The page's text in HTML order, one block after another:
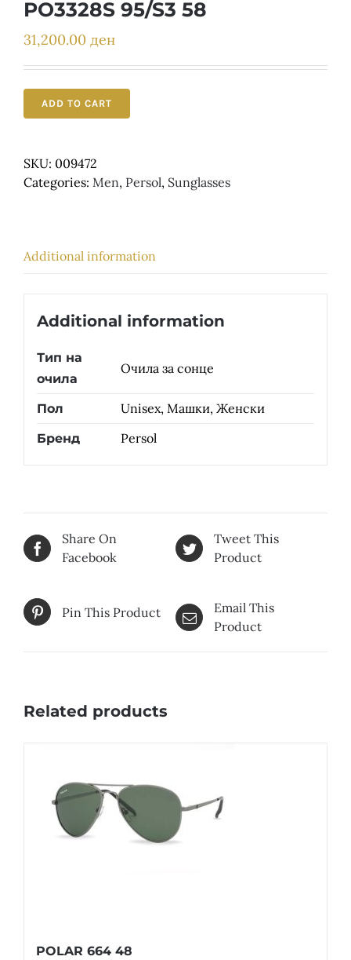
PO3328S 95/S3 58
31,200.00 ден
ADD TO CART
SKU: 009472
Categories: Men, Persol, Sunglasses
Additional information
Additional information
Тип на
очила
Очила за сонце
Пол Unisex, Машки, Женски
Бренд Persol
Share On
Facebook
Tweet This
Product
Pin This Product
Email This
Product
Related products
POLAR 664 48